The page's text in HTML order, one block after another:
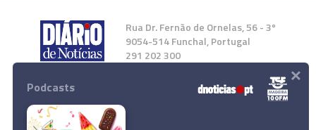
Rua Dr. Fernão de Ornelas, 56 - 3º
9054-514 Funchal, Portugal
291 202 300
Instale a nossa App
Podcasts ×